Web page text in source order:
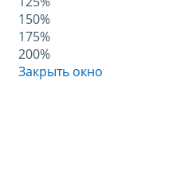
150%
175%
200%
Закрыть окно